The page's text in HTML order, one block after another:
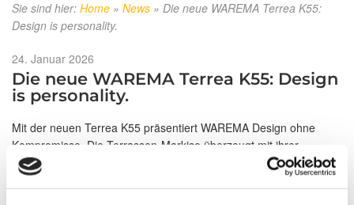
Sie sind hier: Home » News » Die neue WAREMA Terrea K55:
Design is personality.
Veröffentlicht
am
24. Januar 2026
Die neue WAREMA Terrea K55: Design
is personality.
Mit der neuen Terrea K55 präsentiert WAREMA Design ohne
Kompromisse. Die Terrassen-Markise überzeugt mit ihrer
harmonischen Kombination aus geraden und runden Formen und
ist dadurch gleichermaßen für kubisch-moderne sowie fließend-